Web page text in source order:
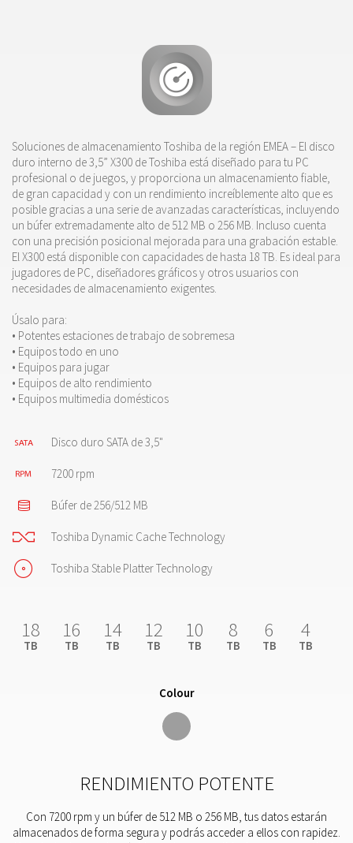
Soluciones de almacenamiento Toshiba de la región EMEA – El disco
duro interno de 3,5” X300 de Toshiba está diseñado para tu PC
profesional o de juegos, y proporciona un almacenamiento fiable,
de gran capacidad y con un rendimiento increíblemente alto que es
posible gracias a una serie de avanzadas características, incluyendo
un búfer extremadamente alto de 512 MB o 256 MB. Incluso cuenta
con una precisión posicional mejorada para una grabación estable.
El X300 está disponible con capacidades de hasta 18 TB. Es ideal para
jugadores de PC, diseñadores gráficos y otros usuarios con
necesidades de almacenamiento exigentes.
Úsalo para:
• Potentes estaciones de trabajo de sobremesa
• Equipos todo en uno
• Equipos para jugar
• Equipos de alto rendimiento
• Equipos multimedia domésticos
Disco duro SATA de 3,5"
7200 rpm
Búfer de 256/512 MB
Toshiba Dynamic Cache Technology
Toshiba Stable Platter Technology
18
TB
16
TB
14
TB
12
TB
10
TB
8
TB
6
TB
4
TB
Colour
RENDIMIENTO POTENTE
Con 7200 rpm y un búfer de 512 MB o 256 MB, tus datos estarán
almacenados de forma segura y podrás acceder a ellos con rapidez.